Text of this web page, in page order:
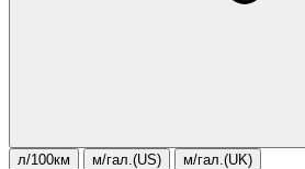
л/100км м/гал.(US) м/гал.(UK)